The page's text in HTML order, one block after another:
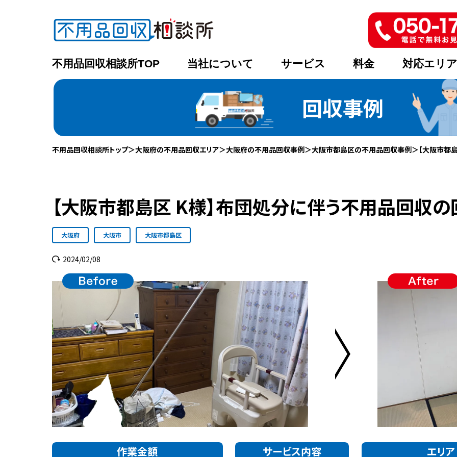
不用品回収相談所TOP 当社について サービス 料金 対応エリア
回収事例
不用品回収相談所トップ＞大阪府の不用品回収エリア＞大阪府の不用品回収事例＞大阪市都島区の不用品回収事例＞【大阪市都
【大阪市都島区 K様】布団処分に伴う不用品回収
大阪府 大阪市 大阪市都島区
2024/02/08
作業金額 サービス内容 エリア